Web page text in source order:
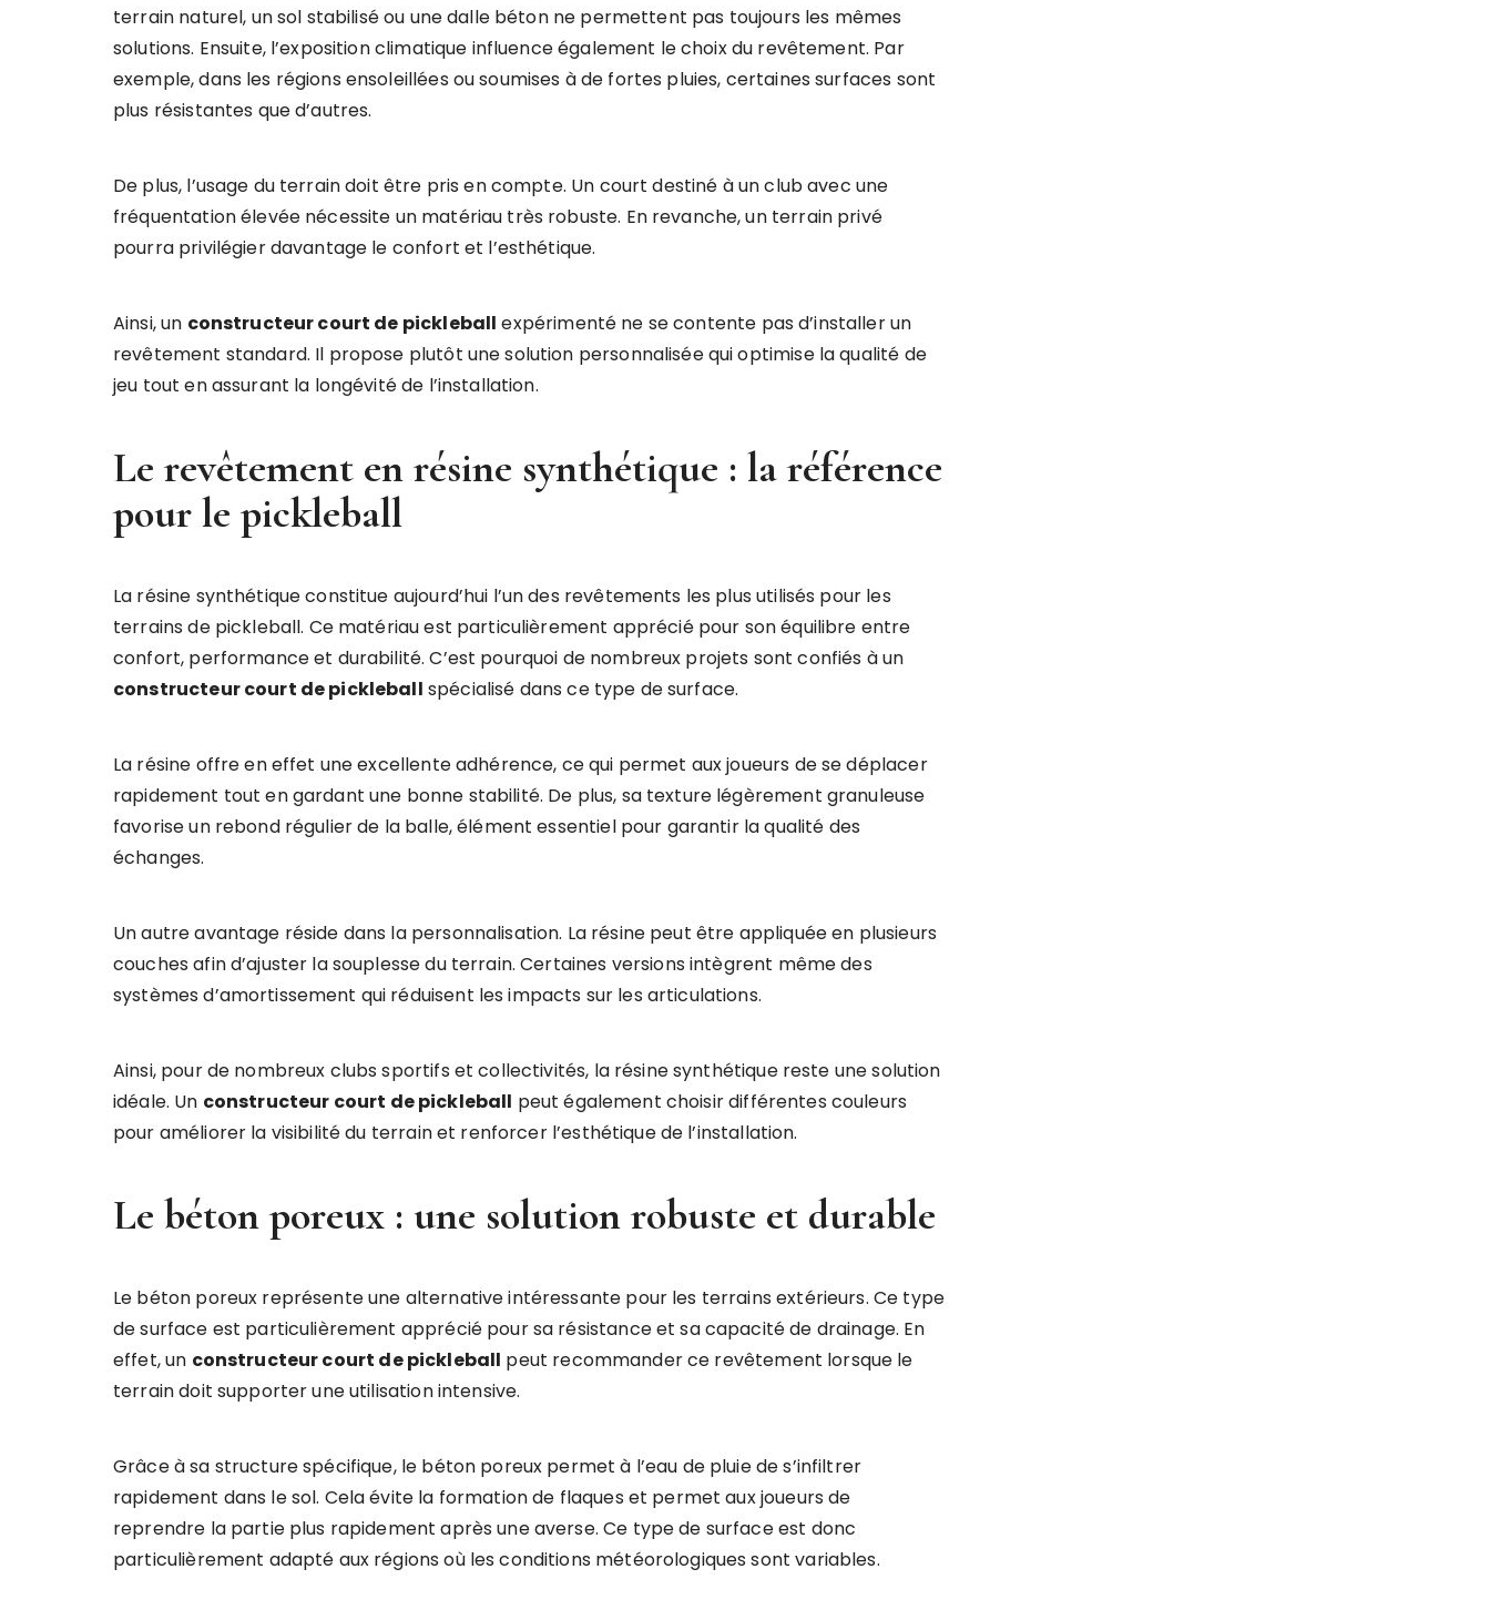
terrain naturel, un sol stabilisé ou une dalle béton ne permettent pas toujours les mêmes
solutions. Ensuite, l’exposition climatique influence également le choix du revêtement. Par
exemple, dans les régions ensoleillées ou soumises à de fortes pluies, certaines surfaces sont
plus résistantes que d’autres.
De plus, l’usage du terrain doit être pris en compte. Un court destiné à un club avec une
fréquentation élevée nécessite un matériau très robuste. En revanche, un terrain privé
pourra privilégier davantage le confort et l’esthétique.
Ainsi, un constructeur court de pickleball expérimenté ne se contente pas d’installer un
revêtement standard. Il propose plutôt une solution personnalisée qui optimise la qualité de
jeu tout en assurant la longévité de l’installation.
Le revêtement en résine synthétique : la référence
pour le pickleball
La résine synthétique constitue aujourd’hui l’un des revêtements les plus utilisés pour les
terrains de pickleball. Ce matériau est particulièrement apprécié pour son équilibre entre
confort, performance et durabilité. C’est pourquoi de nombreux projets sont confiés à un
constructeur court de pickleball spécialisé dans ce type de surface.
La résine offre en effet une excellente adhérence, ce qui permet aux joueurs de se déplacer
rapidement tout en gardant une bonne stabilité. De plus, sa texture légèrement granuleuse
favorise un rebond régulier de la balle, élément essentiel pour garantir la qualité des
échanges.
Un autre avantage réside dans la personnalisation. La résine peut être appliquée en plusieurs
couches afin d’ajuster la souplesse du terrain. Certaines versions intègrent même des
systèmes d’amortissement qui réduisent les impacts sur les articulations.
Ainsi, pour de nombreux clubs sportifs et collectivités, la résine synthétique reste une solution
idéale. Un constructeur court de pickleball peut également choisir différentes couleurs
pour améliorer la visibilité du terrain et renforcer l’esthétique de l’installation.
Le béton poreux : une solution robuste et durable
Le béton poreux représente une alternative intéressante pour les terrains extérieurs. Ce type
de surface est particulièrement apprécié pour sa résistance et sa capacité de drainage. En
effet, un constructeur court de pickleball peut recommander ce revêtement lorsque le
terrain doit supporter une utilisation intensive.
Grâce à sa structure spécifique, le béton poreux permet à l’eau de pluie de s’infiltrer
rapidement dans le sol. Cela évite la formation de flaques et permet aux joueurs de
reprendre la partie plus rapidement après une averse. Ce type de surface est donc
particulièrement adapté aux régions où les conditions météorologiques sont variables.